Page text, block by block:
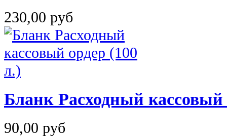
230,00 руб
Бланк Расходный кассовый
90,00 руб